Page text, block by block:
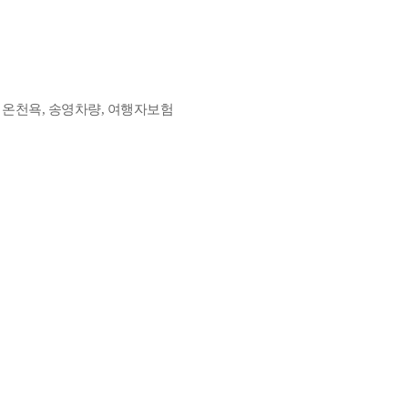
천욕, 송영차량, 여행자보험